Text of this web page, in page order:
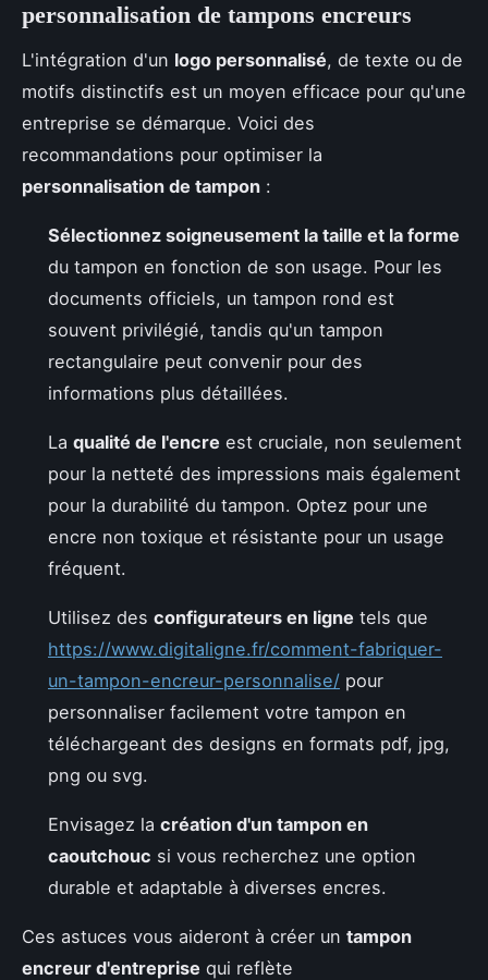
personnalisation de tampons encreurs
L'intégration d'un logo personnalisé, de texte ou de
motifs distinctifs est un moyen efficace pour qu'une
entreprise se démarque. Voici des
recommandations pour optimiser la
personnalisation de tampon :
Sélectionnez soigneusement la taille et la forme
du tampon en fonction de son usage. Pour les
documents officiels, un tampon rond est
souvent privilégié, tandis qu'un tampon
rectangulaire peut convenir pour des
informations plus détaillées.
La qualité de l'encre est cruciale, non seulement
pour la netteté des impressions mais également
pour la durabilité du tampon. Optez pour une
encre non toxique et résistante pour un usage
fréquent.
Utilisez des configurateurs en ligne tels que
https://www.digitaligne.fr/comment-fabriquer-
un-tampon-encreur-personnalise/ pour
personnaliser facilement votre tampon en
téléchargeant des designs en formats pdf, jpg,
png ou svg.
Envisagez la création d'un tampon en
caoutchouc si vous recherchez une option
durable et adaptable à diverses encres.
Ces astuces vous aideront à créer un tampon
encreur d'entreprise qui reflète